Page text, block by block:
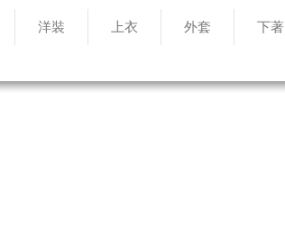
洋裝 上衣 外套 下著